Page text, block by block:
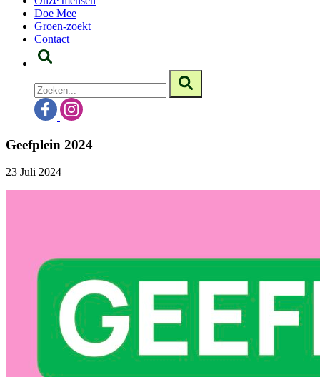
Doe Mee
Groen-zoekt
Contact
Geefplein 2024
23 Juli 2024